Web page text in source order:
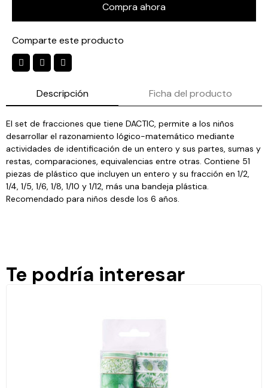
Compra ahora
Comparte este producto
Descripción Ficha del producto
El set de fracciones que tiene DACTIC, permite a los niños
desarrollar el razonamiento lógico-matemático mediante
actividades de identificación de un entero y sus partes, sumas y
restas, comparaciones, equivalencias entre otras. Contiene 51
piezas de plástico que incluyen un entero y su fracción en 1/2,
1/4, 1/5, 1/6, 1/8, 1/10 y 1/12, más una bandeja plástica.
Recomendado para niños desde los 6 años.
Te podría interesar